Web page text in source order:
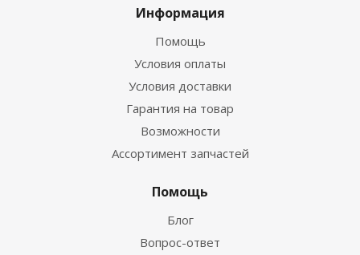
Информация
Помощь
Условия оплаты
Условия доставки
Гарантия на товар
Возможности
Ассортимент запчастей
Помощь
Блог
Вопрос-ответ